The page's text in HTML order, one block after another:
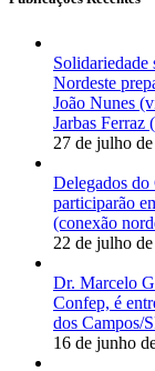
Nordeste
João Nunes
Jarbas
27 de julho
Delegados do
participarão
(conexão
22 de julho
Dr. Marcelo
Confep, é
dos Campos/
16 de junho